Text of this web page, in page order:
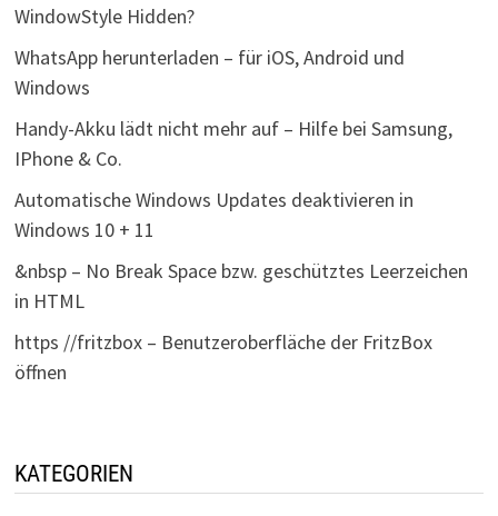
WindowStyle Hidden?
WhatsApp herunterladen – für iOS, Android und
Windows
Handy-Akku lädt nicht mehr auf – Hilfe bei Samsung,
IPhone & Co.
Automatische Windows Updates deaktivieren in
Windows 10 + 11
&nbsp – No Break Space bzw. geschütztes Leerzeichen
in HTML
https //fritzbox – Benutzeroberfläche der FritzBox
öffnen
KATEGORIEN